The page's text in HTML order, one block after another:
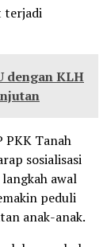
terjadi
dengan KLH
PKK Tanah
sosialisasi
awal
peduli
anak-anak.